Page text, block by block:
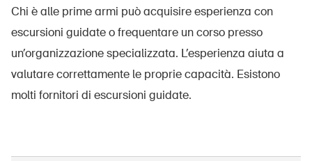
Chi è alle prime armi può acquisire esperienza con
escursioni guidate o frequentare un corso presso
un’organizzazione specializzata. L’esperienza aiuta a
valutare correttamente le proprie capacità. Esistono
molti fornitori di escursioni guidate.